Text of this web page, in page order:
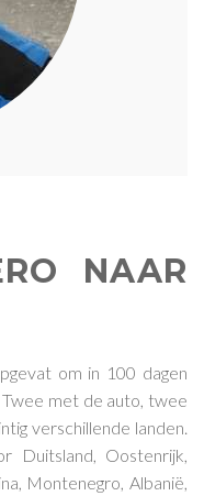
NAAR
om in 100 dagen
met de auto, twee
verschillende landen.
Duitsland, Oostenrijk,
Montenegro, Albanië,